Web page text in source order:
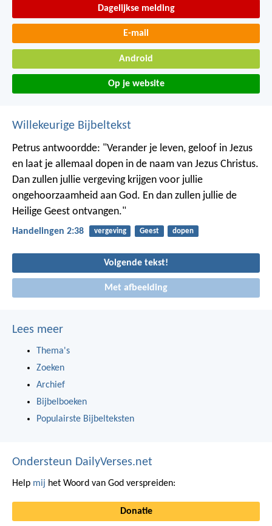
Dagelijkse melding
E-mail
Android
Op je website
Willekeurige Bijbeltekst
Petrus antwoordde: "Verander je leven, geloof in Jezus
en laat je allemaal dopen in de naam van Jezus Christus.
Dan zullen jullie vergeving krijgen voor jullie
ongehoorzaamheid aan God. En dan zullen jullie de
Heilige Geest ontvangen."
Handelingen 2:38 vergeving Geest dopen
Volgende tekst!
Met afbeelding
Lees meer
Thema's
Zoeken
Archief
Bijbelboeken
Populairste Bijbelteksten
Ondersteun DailyVerses.net
Help mij het Woord van God verspreiden:
Donatie